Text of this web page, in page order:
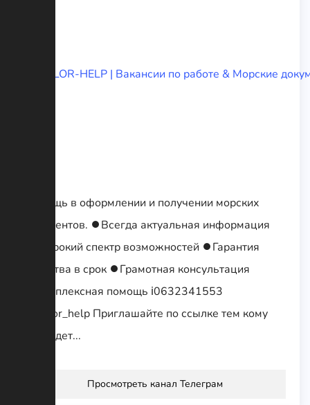
Помощь в оформлении и получении морских
документов. ⏺Всегда актуальная информация
⏺Широкий спектр возможностей ⏺Гарантия
качества в срок ⏺Грамотная консультация
⏺Комплексная помощь ℹ0632341553
@sailor_help Приглашайте по ссылке тем кому
это будет...
Просмотреть канал Телеграм